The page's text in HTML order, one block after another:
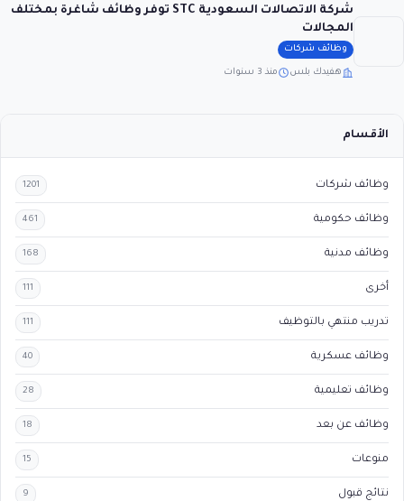
شركة الاتصالات السعودية STC توفر وظائف شاغرة بمختلف
المجالات
وظائف شركات
هفيدك بلس منذ 3 سنوات
الأقسام
وظائف شركات 1201
وظائف حكومية 461
وظائف مدنية 168
أخرى 111
تدريب منتهي بالتوظيف 111
وظائف عسكرية 40
وظائف تعليمية 28
وظائف عن بعد 18
منوعات 15
نتائج قبول 9